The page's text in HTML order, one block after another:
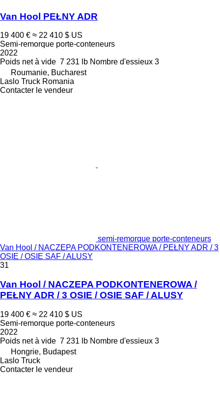
Van Hool PEŁNY ADR
19 400 € ≈ 22 410 $ US
Semi-remorque porte-conteneurs
2022
Poids net à vide 7 231 lb Nombre d'essieux 3
Roumanie, Bucharest
Laslo Truck Romania
Contacter le vendeur
semi-remorque porte-conteneurs
Van Hool / NACZEPA PODKONTENEROWA / PEŁNY ADR / 3
OSIE / OSIE SAF / ALUSY
31
Van Hool / NACZEPA PODKONTENEROWA /
PEŁNY ADR / 3 OSIE / OSIE SAF / ALUSY
19 400 € ≈ 22 410 $ US
Semi-remorque porte-conteneurs
2022
Poids net à vide 7 231 lb Nombre d'essieux 3
Hongrie, Budapest
Laslo Truck
Contacter le vendeur